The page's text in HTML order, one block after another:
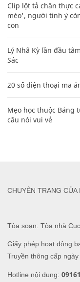
Clip lột tả chân thực
mèo', người tinh ý
con
Lý Nhã Kỳ lần đầu
Sác
20 số điện thoại ma
Mẹo học thuộc Bảng
câu nói vui vẻ
Tòa soạn: Tòa nhà
Giấy phép hoạt động
Truyền thông cấp ngày
Hotline nội dung:
CHUYÊN TRANG CỦA